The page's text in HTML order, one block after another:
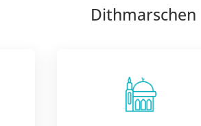
Dithmarschen